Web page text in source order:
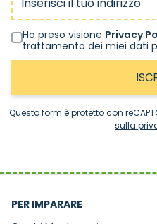
Ho preso visione Privacy
trattamento dei miei dati
Questo form è protetto con
sulla
PER IMPARARE